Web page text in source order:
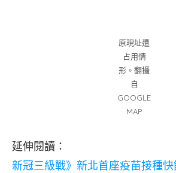
原現址遭
占用情
形。翻攝
自
GOOGLE
MAP
延伸閱讀：
新冠三級戰》新北首座疫苗接種